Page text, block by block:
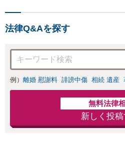
法律Q&Aを探す
例） 離婚 慰謝料 誹謗中傷 相続 遺産
無料法律
新しく投稿